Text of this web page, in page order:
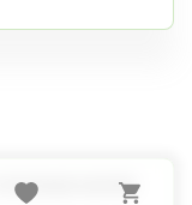
КАПЛИ